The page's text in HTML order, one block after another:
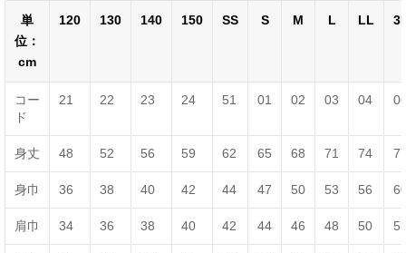
単
位：
cm
120 130 140 150 SS S M L LL
コー
ド
21 22 23 24 51 01 02 03 04
身丈 48 52 56 59 62 65 68 71 74
身巾 36 38 40 42 44 47 50 53 56
肩巾 34 36 38 40 42 44 46 48 50